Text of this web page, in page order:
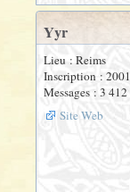
Yyr
Lieu : Reims
Inscription : 2001
Messages : 3 412
Site Web